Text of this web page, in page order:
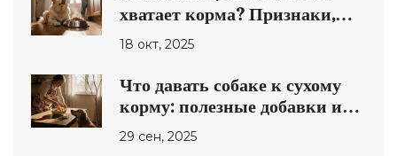
хватает корма? Признаки,
причины и решения
18 окт, 2025
Что давать собаке к сухому
корму: полезные добавки и
рецепты
29 сен, 2025